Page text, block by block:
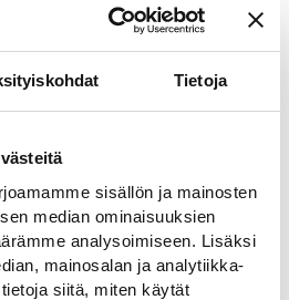
Tietoja
sisällön ja mainosten
median ominaisuuksien
analysoimiseen. Lisäksi
mainosalan ja analytiikka-
siitä, miten käytät
the laid-